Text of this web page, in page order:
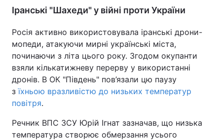
Іранські "Шахеди" у війні проти України
Росія активно використовувала іранські дрони-
мопеди, атакуючи мирні українські міста,
починаючи з літа цього року. Згодом окупанти
взяли кількатижневу перерву у використанні
дронів. В ОК "Південь" пов’язали цю паузу
зїхньою вразливістю до низьких температур
повітря.
Речник ВПС ЗСУ Юрій Ігнат зазначав, що низька
температура створює обмерзання усього